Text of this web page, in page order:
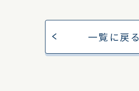
一覧に戻る